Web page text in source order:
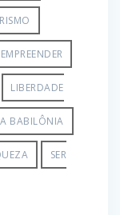
EMPREENDER
LIBERDADE
BABILÔNIA
SER